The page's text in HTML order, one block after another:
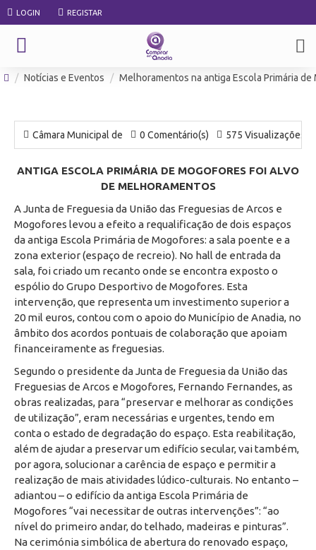
LOGIN REGISTAR
Notícias e Eventos Melhoramentos na antiga Escola Primária
Câmara Municipal de 0 Comentário(s) 575 Visualizações
ANTIGA ESCOLA PRIMÁRIA DE MOGOFORES FOI ALVO
DE MELHORAMENTOS
A Junta de Freguesia da União das Freguesias de Arcos e
Mogofores levou a efeito a requalificação de dois espaços
da antiga Escola Primária de Mogofores: a sala poente e a
zona exterior (espaço de recreio). No hall de entrada da
sala, foi criado um recanto onde se encontra exposto o
espólio do Grupo Desportivo de Mogofores. Esta
intervenção, que representa um investimento superior a
20 mil euros, contou com o apoio do Município de Anadia, no
âmbito dos acordos pontuais de colaboração que apoiam
financeiramente as freguesias.
Segundo o presidente da Junta de Freguesia da União das
Freguesias de Arcos e Mogofores, Fernando Fernandes, as
obras realizadas, para “preservar e melhorar as condições
de utilização”, eram necessárias e urgentes, tendo em
conta o estado de degradação do espaço. Esta reabilitação,
além de ajudar a preservar um edifício secular, vai também,
por agora, solucionar a carência de espaço e permitir a
realização de mais atividades lúdico-culturais. No entanto –
adiantou – o edifício da antiga Escola Primária de
Mogofores “vai necessitar de outras intervenções”: “ao
nível do primeiro andar, do telhado, madeiras e pinturas”.
Na cerimónia simbólica de abertura do renovado espaço,